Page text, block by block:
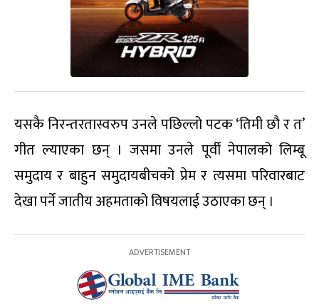
यसकै निरन्तरतास्वरुप उनले पछिल्लो पटक ‘तिमी छौ र त’
गीत ल्याएका छन् । जसमा उनले पूर्वी नेपालको लिम्बू
समुदाय र बाहुन समुदायबीचको प्रेम र त्यसमा परिवारबाट
देखा पर्ने जातीय अहमताको विषयलाई उठाएका छन् ।